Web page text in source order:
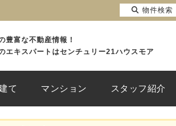
豊富な不動産情報！
エキスパートはセンチュリー21ハウスモア
て マンション スタッフ紹介
物件検索